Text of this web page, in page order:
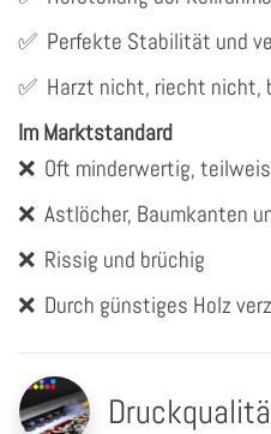
✅ Perfekte Stabilität und
✅ Harzt nicht, riecht nicht,
Im Marktstandard
❌ Oft minderwertig,
❌ Astlöcher, Baumkanten
❌ Rissig und brüchig
❌ Durch günstiges Holz